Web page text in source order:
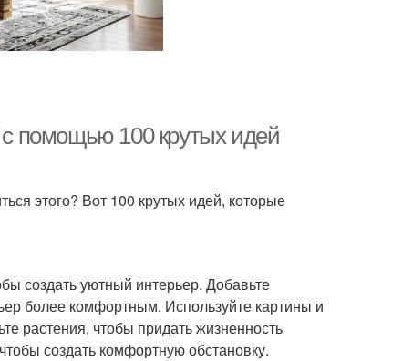
с помощью 100 крутых идей
этого? Вот 100 крутых идей, которые
создать уютный интерьер. Добавьте
более комфортным. Используйте картины и
растения, чтобы придать жизненность
создать комфортную обстановку.